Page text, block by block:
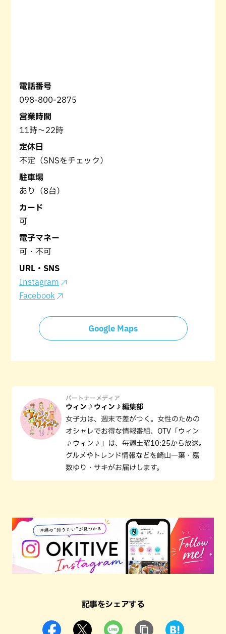
電話番号
098-800-2875
営業時間
11時～22時
定休日
不定（SNSをチェック）
駐車場
あり（8台）
カード
可
電子マネー
可・不可
URL・SNS
Instagram
Facebook
Google Maps
パートナーメディア
ウィン♪ウィン♪編集部
女子力は、週末で差がつく。女性のための
オシャレでお得な情報番組、OTV「ウィン
♪ウィン♪」は、毎週土曜10:25から放送。
グルメやトレンド情報などを崎山一葉・嘉
数ゆり・サキがお届けします。
記事をシェアする